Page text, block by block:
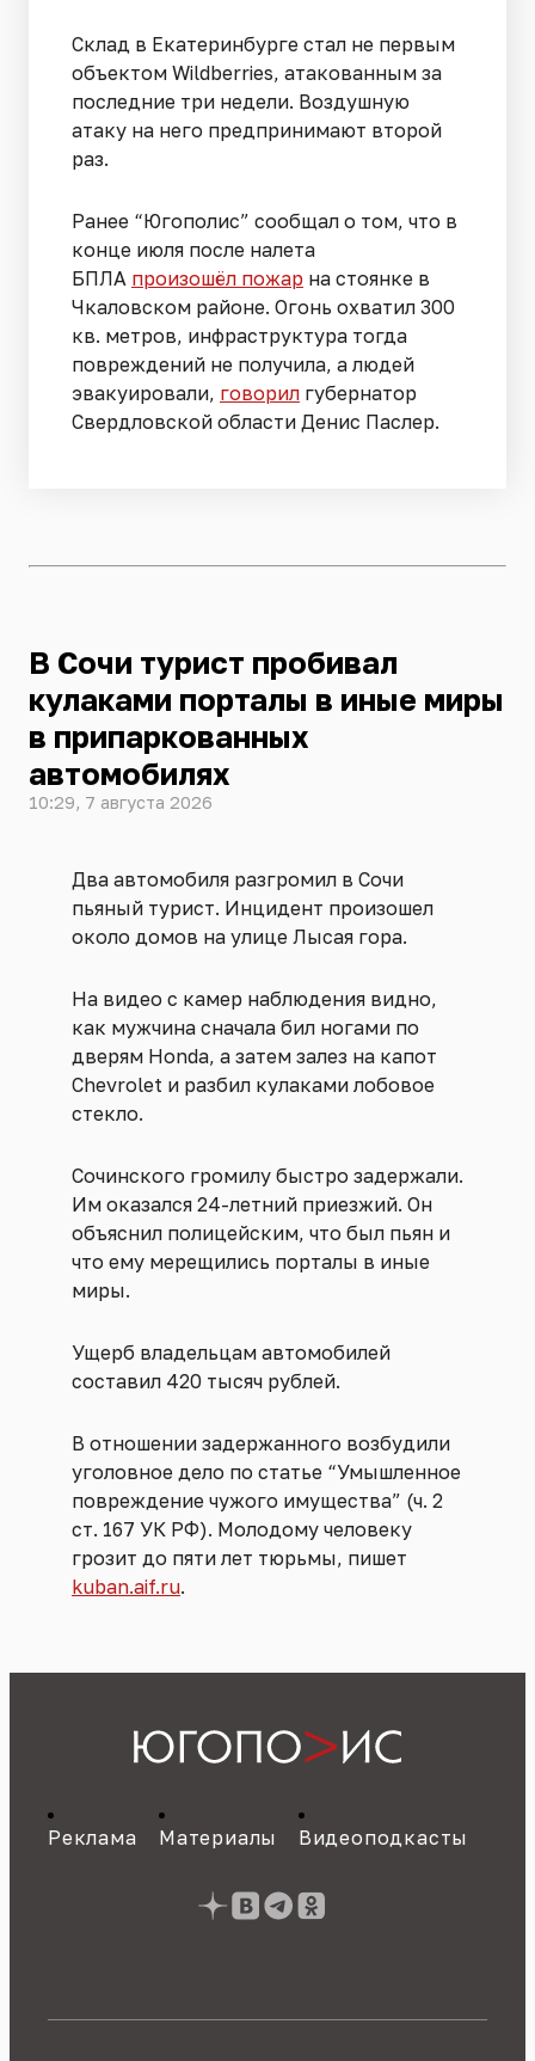
Склад в Екатеринбурге стал не первым
объектом Wildberries, атакованным за
последние три недели. Воздушную
атаку на него предпринимают второй
раз.
Ранее “Югополис” сообщал о том, что в
конце июля после налета
БПЛА произошёл пожар на стоянке в
Чкаловском районе. Огонь охватил 300
кв. метров, инфраструктура тогда
повреждений не получила, а людей
эвакуировали, говорил губернатор
Свердловской области Денис Паслер.
В Сочи турист пробивал
кулаками порталы в иные миры
в припаркованных
автомобилях
10:29, 7 августа 2026
Два автомобиля разгромил в Сочи
пьяный турист. Инцидент произошел
около домов на улице Лысая гора.
На видео с камер наблюдения видно,
как мужчина сначала бил ногами по
дверям Honda, а затем залез на капот
Chevrolet и разбил кулаками лобовое
стекло.
Сочинского громилу быстро задержали.
Им оказался 24-летний приезжий. Он
объяснил полицейским, что был пьян и
что ему мерещились порталы в иные
миры.
Ущерб владельцам автомобилей
составил 420 тысяч рублей.
В отношении задержанного возбудили
уголовное дело по статье “Умышленное
повреждение чужого имущества” (ч. 2
ст. 167 УК РФ). Молодому человеку
грозит до пяти лет тюрьмы, пишет
kuban.aif.ru.
Реклама Материалы Видеоподкасты